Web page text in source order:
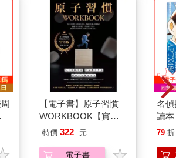
了我一腳，誰的錯？我的錯。
麼是我的錯呢？難道我不應該要求他道歉
，但是，道歉有什麼用？而且，我要求他
？他耍無賴和我吵起來，不是更需要花時
地方花了嗎？對方還可能反咬一口：「你
的錯，我的錯」，然後心平氣和地走到旁
間比他的值錢，浪費同樣的時間，我的損
，就是誰的錯」。
人的對錯觀。
【電子書】原子習慣
WORKBOOK【實踐
本‧附練習別冊】
特價 322 元
電子書
名
讀本
79 折